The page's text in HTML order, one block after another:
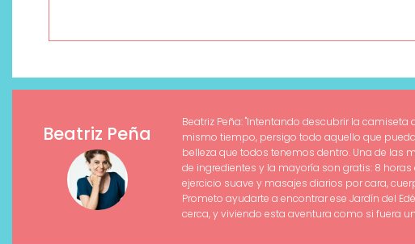
Beatriz Peña
Beatriz Peña: "Intentando descubrir la
mismo tiempo, persigo todo aquello que
belleza que todos tenemos dentro. Una de las
de ingredientes y la mayoría son gratis: 8
ejercicio suave y masajes diarios por cara,
Prometo ayudarte a encontrar ese Jardín del
cerca, y viviendo esta aventura como si fuera